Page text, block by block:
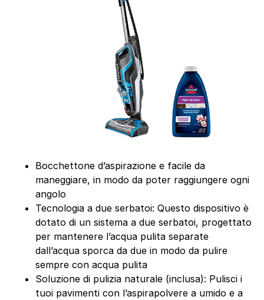
Bocchettone d’aspirazione e facile da
maneggiare, in modo da poter raggiungere ogni
angolo
Tecnologia a due serbatoi: Questo dispositivo è
dotato di un sistema a due serbatoi, progettato
per mantenere l’acqua pulita separate
dall’acqua sporca da due in modo da pulire
sempre con acqua pulita
Soluzione di pulizia naturale (inclusa): Pulisci i
tuoi pavimenti con l’aspirapolvere a umido e a